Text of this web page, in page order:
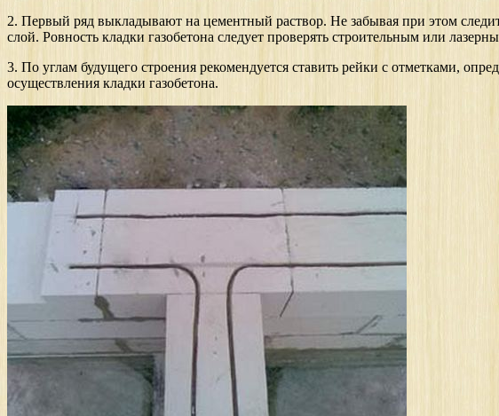
2. Первый ряд выкладывают на цементный раствор. Не забывая при этом
слой. Ровность кладки газобетона следует проверять строительным или
3. По углам будущего строения рекомендуется ставить рейки с отметками,
осуществления кладки газобетона.